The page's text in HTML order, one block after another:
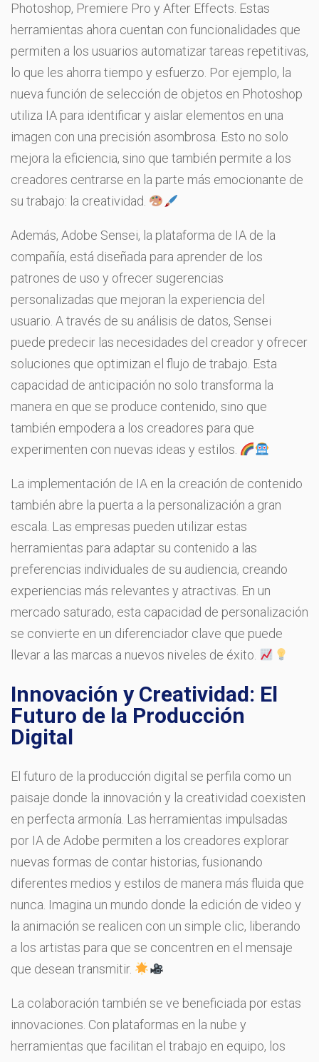
Photoshop, Premiere Pro y After Effects. Estas
herramientas ahora cuentan con funcionalidades que
permiten a los usuarios automatizar tareas repetitivas,
lo que les ahorra tiempo y esfuerzo. Por ejemplo, la
nueva función de selección de objetos en Photoshop
utiliza IA para identificar y aislar elementos en una
imagen con una precisión asombrosa. Esto no solo
mejora la eficiencia, sino que también permite a los
creadores centrarse en la parte más emocionante de
su trabajo: la creatividad.
Además, Adobe Sensei, la plataforma de IA de la
compañía, está diseñada para aprender de los
patrones de uso y ofrecer sugerencias
personalizadas que mejoran la experiencia del
usuario. A través de su análisis de datos, Sensei
puede predecir las necesidades del creador y ofrecer
soluciones que optimizan el flujo de trabajo. Esta
capacidad de anticipación no solo transforma la
manera en que se produce contenido, sino que
también empodera a los creadores para que
experimenten con nuevas ideas y estilos.
La implementación de IA en la creación de contenido
también abre la puerta a la personalización a gran
escala. Las empresas pueden utilizar estas
herramientas para adaptar su contenido a las
preferencias individuales de su audiencia, creando
experiencias más relevantes y atractivas. En un
mercado saturado, esta capacidad de personalización
se convierte en un diferenciador clave que puede
llevar a las marcas a nuevos niveles de éxito.
Innovación y Creatividad: El
Futuro de la Producción
Digital
El futuro de la producción digital se perfila como un
paisaje donde la innovación y la creatividad coexisten
en perfecta armonía. Las herramientas impulsadas
por IA de Adobe permiten a los creadores explorar
nuevas formas de contar historias, fusionando
diferentes medios y estilos de manera más fluida que
nunca. Imagina un mundo donde la edición de video y
la animación se realicen con un simple clic, liberando
a los artistas para que se concentren en el mensaje
que desean transmitir.
La colaboración también se ve beneficiada por estas
innovaciones. Con plataformas en la nube y
herramientas que facilitan el trabajo en equipo, los